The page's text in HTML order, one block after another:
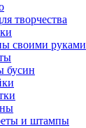
творчества
своими руками
бусин
и штампы